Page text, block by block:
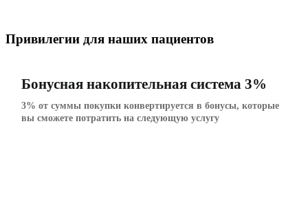
Привилегии для наших пациентов
Бонусная накопительная система 3%
3% от суммы покупки конвертируется в бонусы, которые
вы сможете потратить на следующую услугу